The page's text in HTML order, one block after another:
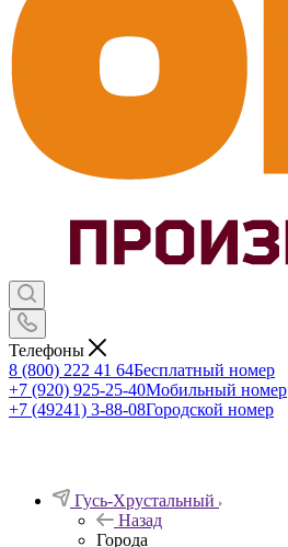
Телефоны
8 (800) 222 41 64Бесплатный номер
+7 (920) 925-25-40Мобильный номер
+7 (49241) 3-88-08Городской номер
Гусь-Хрустальный
Назад
Города